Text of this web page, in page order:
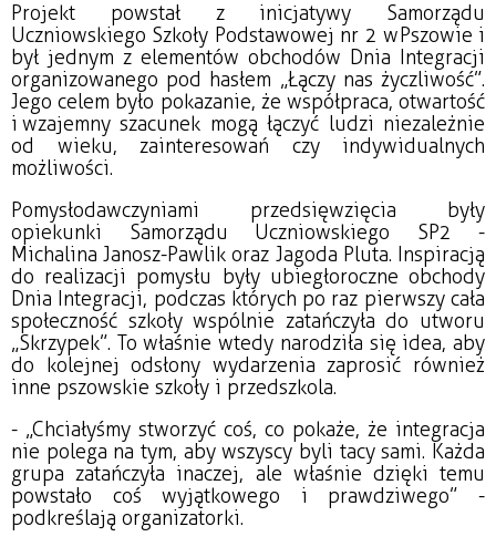
Projekt powstał z inicjatywy Samorządu
Uczniowskiego Szkoły Podstawowej nr 2 w Pszowie i
był jednym z elementów obchodów Dnia Integracji
organizowanego pod hasłem „Łączy nas życzliwość”.
Jego celem było pokazanie, że współpraca, otwartość
i wzajemny szacunek mogą łączyć ludzi niezależnie
od wieku, zainteresowań czy indywidualnych
możliwości.
Pomysłodawczyniami przedsięwzięcia były
opiekunki Samorządu Uczniowskiego SP2 -
Michalina Janosz-Pawlik oraz Jagoda Pluta. Inspiracją
do realizacji pomysłu były ubiegłoroczne obchody
Dnia Integracji, podczas których po raz pierwszy cała
społeczność szkoły wspólnie zatańczyła do utworu
„Skrzypek”. To właśnie wtedy narodziła się idea, aby
do kolejnej odsłony wydarzenia zaprosić również
inne pszowskie szkoły i przedszkola.
- „Chciałyśmy stworzyć coś, co pokaże, że integracja
nie polega na tym, aby wszyscy byli tacy sami. Każda
grupa zatańczyła inaczej, ale właśnie dzięki temu
powstało coś wyjątkowego i prawdziwego” -
podkreślają organizatorki.